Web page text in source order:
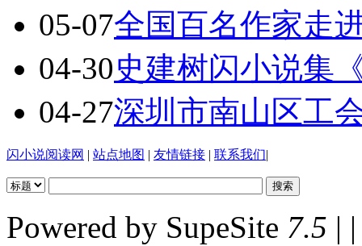
05-07全国百名作家走
04-30史建树闪小说集
04-27深圳市南山区工
闪小说阅读网 | 站点地图 | 友情链接 | 联系我们|
Powered by SupeSite 7.5 | |